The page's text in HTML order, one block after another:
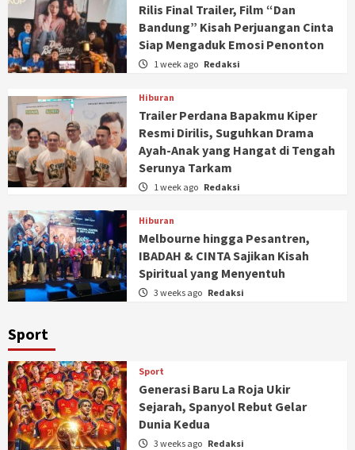
Rilis Final Trailer, Film “Dan
Bandung” Kisah Perjuangan Cinta
Siap Mengaduk Emosi Penonton
1 week ago Redaksi
Hiburan
Trailer Perdana Bapakmu Kiper
Resmi Dirilis, Suguhkan Drama
Ayah-Anak yang Hangat di Tengah
Serunya Tarkam
1 week ago Redaksi
Hiburan
Melbourne hingga Pesantren,
IBADAH & CINTA Sajikan Kisah
Spiritual yang Menyentuh
3 weeks ago Redaksi
Sport
Sport
Generasi Baru La Roja Ukir
Sejarah, Spanyol Rebut Gelar
Dunia Kedua
3 weeks ago Redaksi